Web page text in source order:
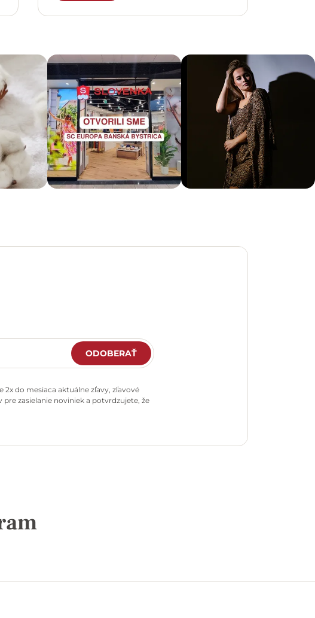
ODOBERAŤ
do mesiaca aktuálne zľavy, zľavové
zasielanie noviniek a potvrdzujete, že